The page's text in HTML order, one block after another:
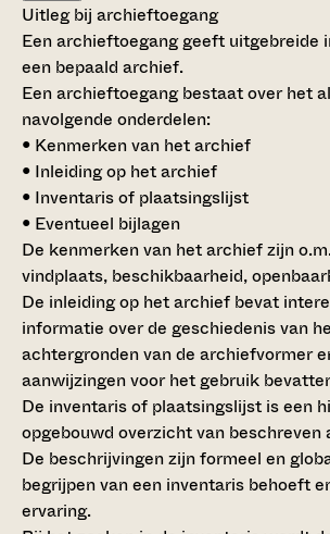
Uitleg bij archieftoegang
Een archieftoegang geeft uitgebreide
een bepaald archief.
Een archieftoegang bestaat over het
navolgende onderdelen:
• Kenmerken van het archief
• Inleiding op het archief
• Inventaris of plaatsingslijst
• Eventueel bijlagen
De kenmerken van het archief zijn
vindplaats, beschikbaarheid,
De inleiding op het archief bevat
informatie over de geschiedenis van
achtergronden van de archiefvormer
aanwijzingen voor het gebruik
De inventaris of plaatsingslijst is een
opgebouwd overzicht van
De beschrijvingen zijn formeel en
begrijpen van een inventaris behoeft
ervaring.